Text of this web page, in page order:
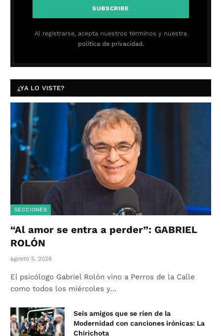
Al registrarse, acepta nuestros términos y nuestra
política de privacidad.
¿YA LO VISTE?
SECCIONES
“Al amor se entra a perder”: GABRIEL
ROLÓN
agosto 5, 2026
El psicólogo Gabriel Rolón vino a Perros de la Calle
como todos los miércoles y…
Seis amigos que se ríen de la
Modernidad con canciones irónicas: La
Chirichota